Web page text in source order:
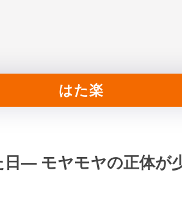
はた楽
― モヤモヤの正体が